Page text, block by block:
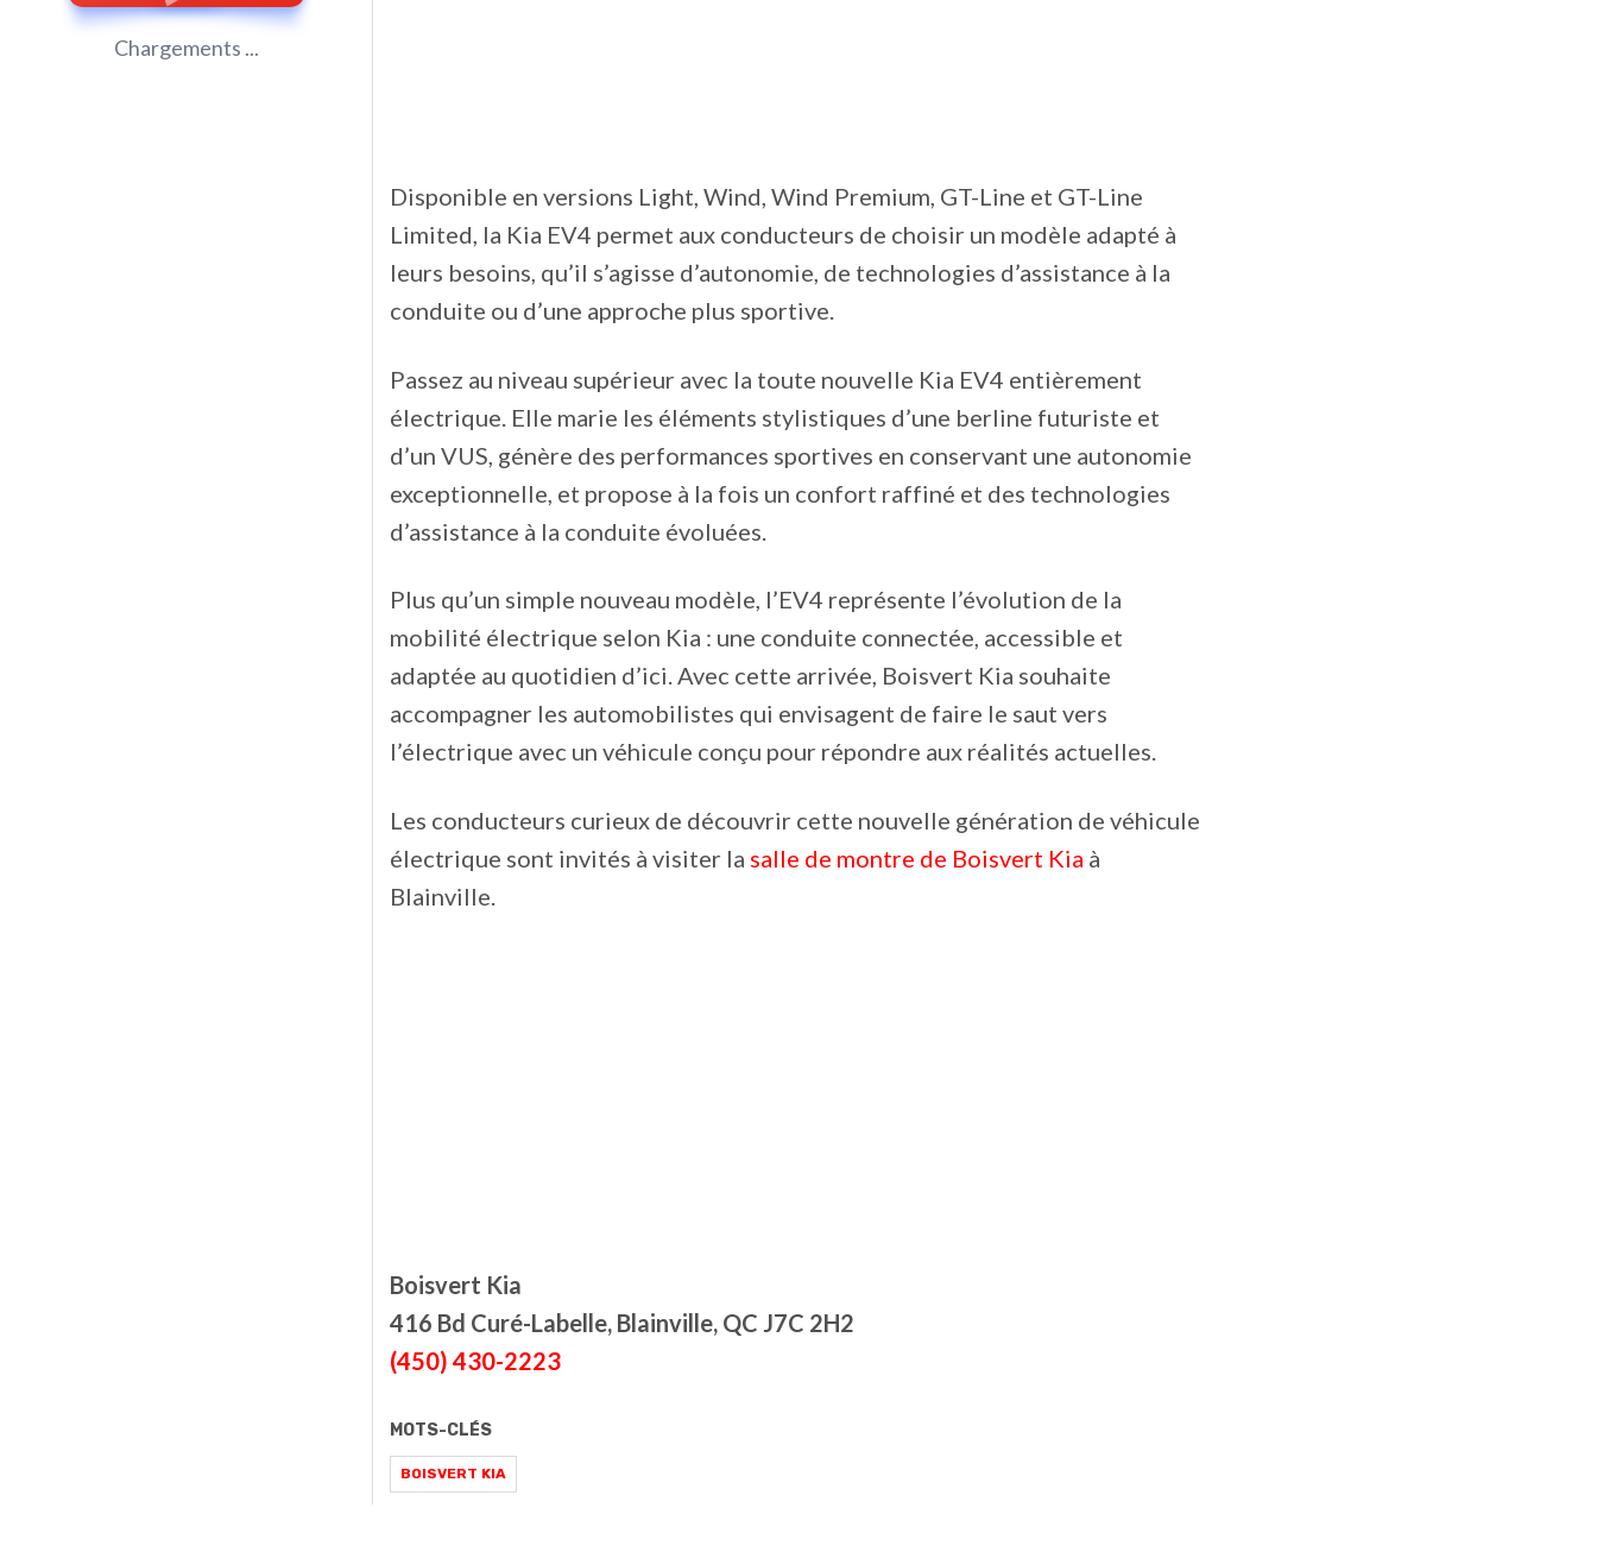
Chargements ...
Disponible en versions Light, Wind, Wind Premium, GT-Line et GT-Line
Limited, la Kia EV4 permet aux conducteurs de choisir un modèle adapté à
leurs besoins, qu’il s’agisse d’autonomie, de technologies d’assistance à la
conduite ou d’une approche plus sportive.
Passez au niveau supérieur avec la toute nouvelle Kia EV4 entièrement
électrique. Elle marie les éléments stylistiques d’une berline futuriste et
d’un VUS, génère des performances sportives en conservant une autonomie
exceptionnelle, et propose à la fois un confort raffiné et des technologies
d’assistance à la conduite évoluées.
Plus qu’un simple nouveau modèle, l’EV4 représente l’évolution de la
mobilité électrique selon Kia : une conduite connectée, accessible et
adaptée au quotidien d’ici. Avec cette arrivée, Boisvert Kia souhaite
accompagner les automobilistes qui envisagent de faire le saut vers
l’électrique avec un véhicule conçu pour répondre aux réalités actuelles.
Les conducteurs curieux de découvrir cette nouvelle génération de véhicule
électrique sont invités à visiter la salle de montre de Boisvert Kia à
Blainville.
Boisvert Kia
416 Bd Curé-Labelle, Blainville, QC J7C 2H2
(450) 430-2223
MOTS-CLÉS
BOISVERT KIA